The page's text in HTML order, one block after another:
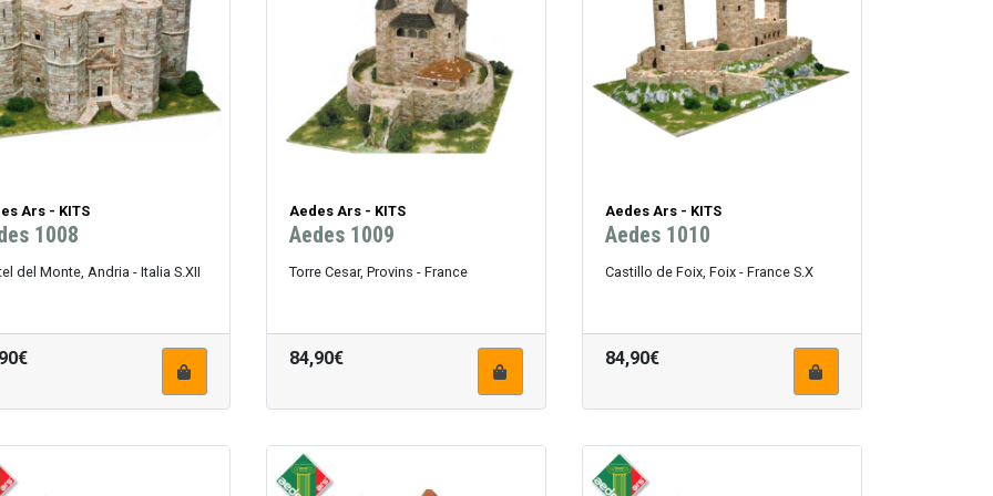
Ars - KITS
1008
del Monte, Andria - Italia S.XII
Aedes Ars - KITS
Aedes 1009
Torre Cesar, Provins - France
84,90€
Aedes Ars - KITS
Aedes 1010
Castillo de Foix, Foix - France S.X
84,90€